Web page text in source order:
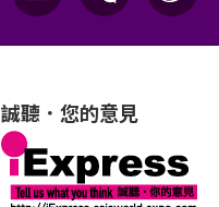
誠聽．您的意見